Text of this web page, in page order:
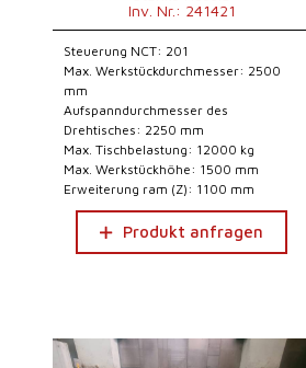
Inv. Nr.: 241421
Steuerung NCT: 201
Max. Werkstückdurchmesser: 2500
mm
Aufspanndurchmesser des
Drehtisches: 2250 mm
Max. Tischbelastung: 12000 kg
Max. Werkstückhöhe: 1500 mm
Erweiterung ram (Z): 1100 mm
Produkt anfragen